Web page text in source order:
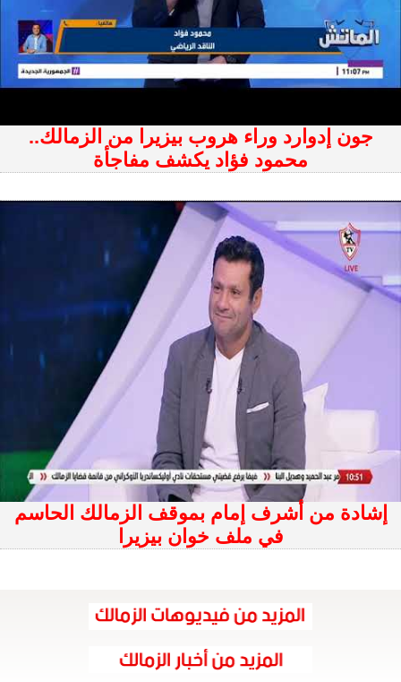
جون إدوارد وراء هروب بيزيرا من الزمالك..
محمود فؤاد يكشف مفاجأة
إشادة من أشرف إمام بموقف الزمالك الحاسم
في ملف خوان بيزيرا